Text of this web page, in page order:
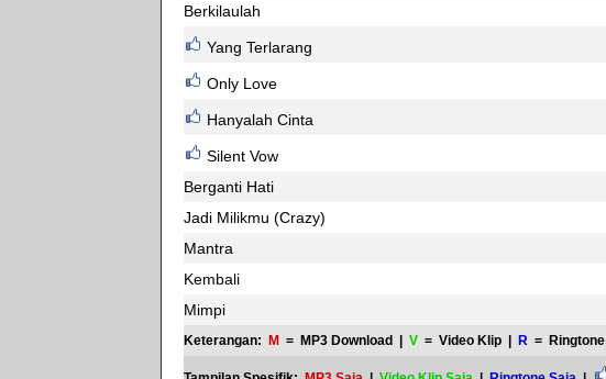
Berkilaulah
Yang Terlarang
Only Love
Hanyalah Cinta
Silent Vow
Berganti Hati
Jadi Milikmu (Crazy)
Mantra
Kembali
Mimpi
Keterangan: M = MP3 Download | V = Video Klip | R = Ringtone